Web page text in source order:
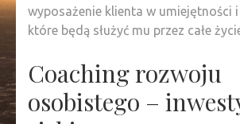
wyposażenie klienta w umiejętności
które będą służyć mu przez całe
Coaching rozwoju
osobistego –